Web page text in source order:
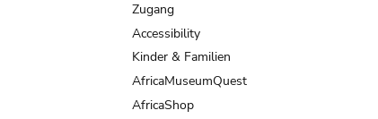
Zugang
Accessibility
Kinder & Familien
AfricaMuseumQuest
AfricaShop